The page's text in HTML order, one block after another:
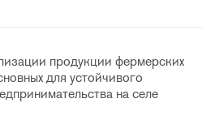
продукции фермерских
для устойчивого
на селе